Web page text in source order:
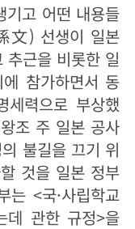
기고 어떤 내용들
文) 선생이 일본
근을 비롯한 일
참가하면서 동
력으로 부상했
조 주 일본 공사
불길을 끄기 위
것을 일본 정부
는 <국·사립학교
데 관한 규정>을